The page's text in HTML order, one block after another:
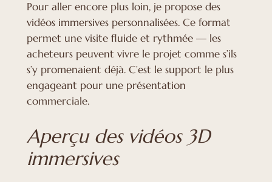
Pour aller encore plus loin, je propose des
vidéos immersives personnalisées. Ce format
permet une visite fluide et rythmée — les
acheteurs peuvent vivre le projet comme s’ils
s’y promenaient déjà. C’est le support le plus
engageant pour une présentation
commerciale.
Aperçu des vidéos 3D
immersives